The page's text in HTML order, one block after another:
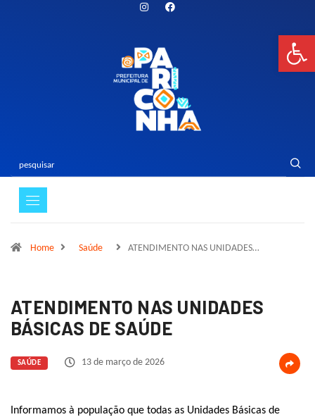
Home Saúde ATENDIMENTO NAS UNIDADES…
ATENDIMENTO NAS UNIDADES
BÁSICAS DE SAÚDE
SAÚDE 13 de março de 2026
Informamos à população que todas as Unidades Básicas de